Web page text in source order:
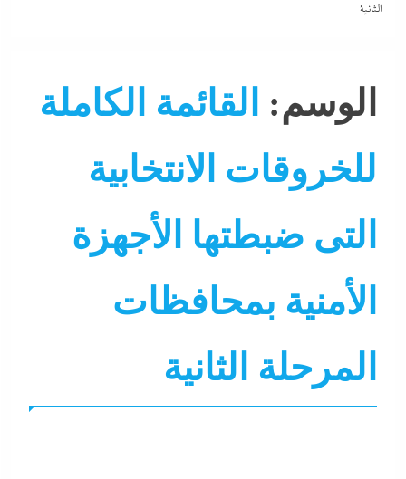
الثانية
الوسم: القائمة الكاملة
للخروقات الانتخابية
التى ضبطتها الأجهزة
الأمنية بمحافظات
المرحلة الثانية
برلمان تحقيقات تغطيات جاءنا الآن
محاكم و أقسام نشرة الأخبار نشرة لايف وزارة الداخلية